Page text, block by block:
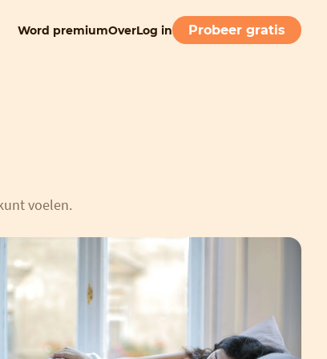
Word premiumOverLog in Probeer gratis
voelen.